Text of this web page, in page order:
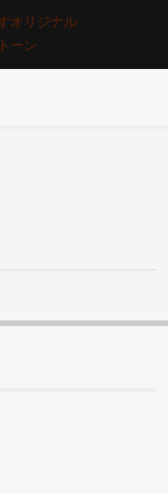
オリジナル
ーン